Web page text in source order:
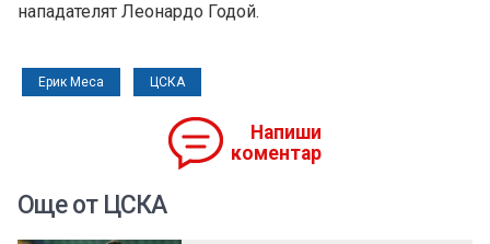
нападателят Леонардо Годой.
Ерик Меса ЦСКА
Напиши
коментар
Още от ЦСКА